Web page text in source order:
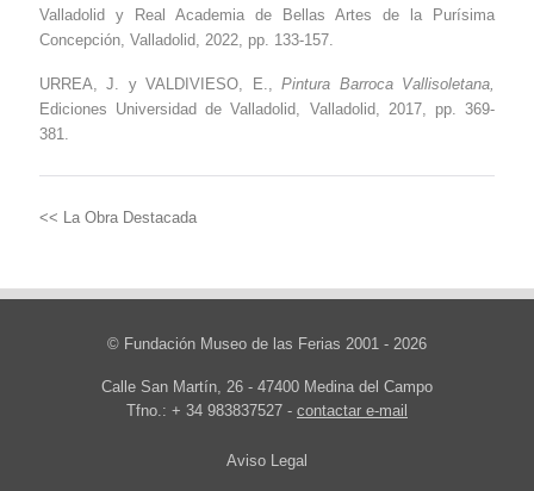
Valladolid y Real Academia de Bellas Artes de la Purísima
Concepción, Valladolid, 2022, pp. 133-157.
URREA, J. y VALDIVIESO, E.,Pintura Barroca Vallisoletana,
Ediciones Universidad de Valladolid, Valladolid, 2017, pp. 369-
381.
<< La Obra Destacada
© Fundación Museo de las Ferias 2001 - 2026
Calle San Martín, 26 - 47400 Medina del Campo
Tfno.: + 34 983837527 - contactar e-mail
Aviso Legal